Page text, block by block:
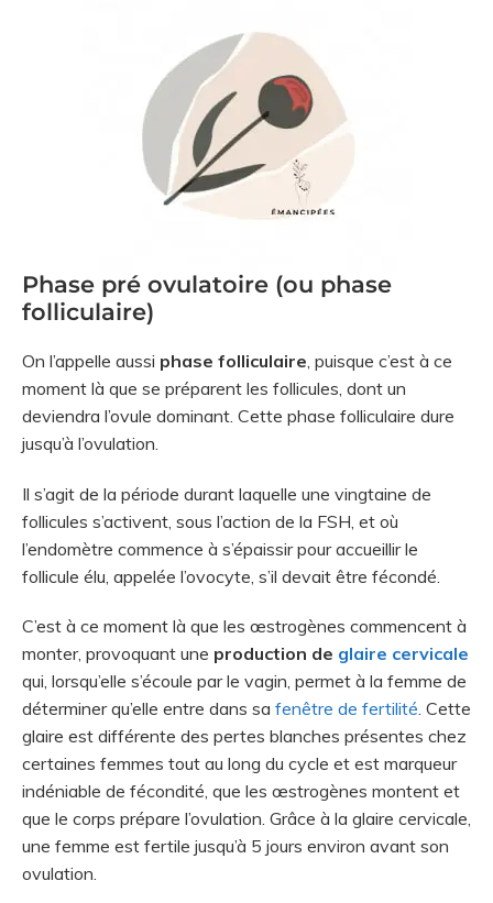
Phase pré ovulatoire (ou phase
folliculaire)
On l’appelle aussi phase folliculaire , puisque c’est à ce
moment là que se préparent les follicules, dont un
deviendra l’ovule dominant. Cette phase folliculaire dure
jusqu’à l’ovulation.
Il s’agit de la période durant laquelle une vingtaine de
follicules s’activent, sous l’action de la FSH, et où
l’endomètre commence à s’épaissir pour accueillir le
follicule élu, appelée l’ovocyte, s’il devait être fécondé.
C’est à ce moment là que les œstrogènes commencent à
monter, provoquant une production de glaire cervicale
qui, lorsqu’elle s’écoule par le vagin, permet à la femme de
déterminer qu’elle entre dans sa fenêtre de fertilité. Cette
glaire est différente des pertes blanches présentes chez
certaines femmes tout au long du cycle et est marqueur
indéniable de fécondité, que les œstrogènes montent et
que le corps prépare l’ovulation. Grâce à la glaire cervicale,
une femme est fertile jusqu’à 5 jours environ avant son
ovulation.